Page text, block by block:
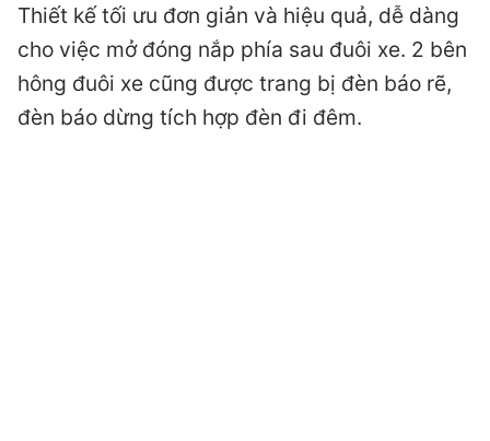
Thiết kế tối ưu đơn giản và hiệu quả, dễ dàng
cho việc mở đóng nắp phía sau đuôi xe. 2 bên
hông đuôi xe cũng được trang bị đèn báo rẽ,
đèn báo dừng tích hợp đèn đi đêm.